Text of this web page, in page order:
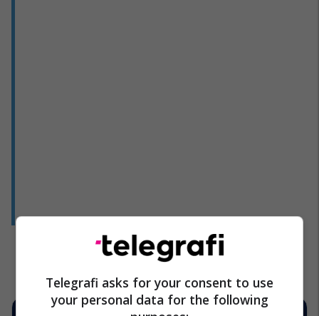
Telegrafi asks for your consent to use
your personal data for the following